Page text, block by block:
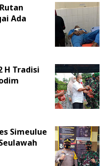
Ada
H Tradisi
Simeulue